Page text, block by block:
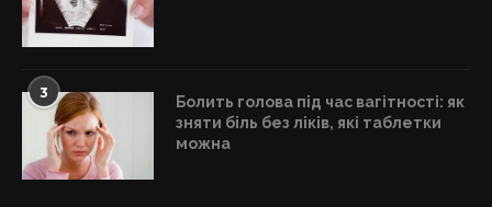
3
Болить голова під час вагітності: як
зняти біль без ліків, які таблетки
можна